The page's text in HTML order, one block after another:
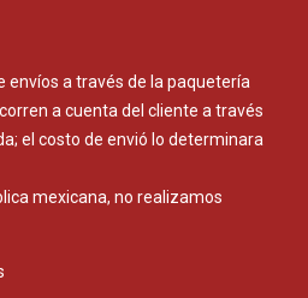
a través de la paquetería
a cuenta del cliente a través
el costo de envió lo determinara
mexicana, no realizamos